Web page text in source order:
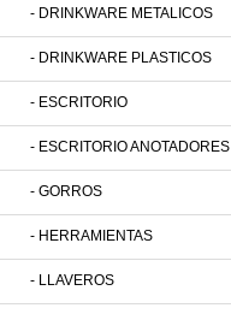
- DRINKWARE METALICOS
- DRINKWARE PLASTICOS
- ESCRITORIO
- ESCRITORIO ANOTADORES
- GORROS
- HERRAMIENTAS
- LLAVEROS